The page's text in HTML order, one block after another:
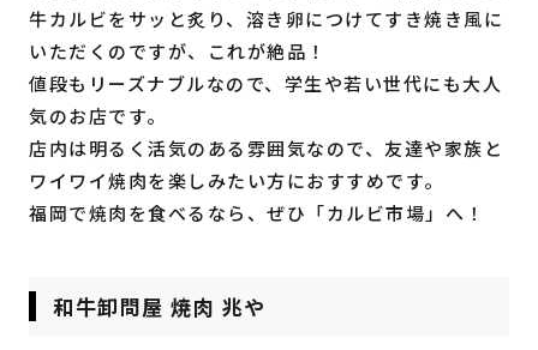
牛カルビをサッと炙り、溶き卵につけてすき焼き風に
いただくのですが、これが絶品！
値段もリーズナブルなので、学生や若い世代にも大人
気のお店です。
店内は明るく活気のある雰囲気なので、友達や家族と
ワイワイ焼肉を楽しみたい方におすすめです。
福岡で焼肉を食べるなら、ぜひ「カルビ市場」へ！
和牛卸問屋 焼肉 兆や